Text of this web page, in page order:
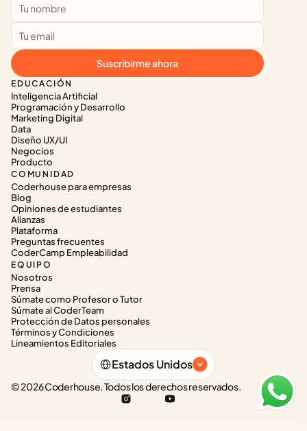
EDUCACIÓN
Inteligencia Artificial
Programación y Desarrollo
Marketing Digital
Data
Diseño UX/UI
Negocios
Producto
COMUNIDAD
Coderhouse para empresas
Blog
Opiniones de estudiantes
Alianzas
Plataforma
Preguntas frecuentes
CoderCamp Empleabilidad
EQUIPO
Nosotros
Prensa
Súmate como Profesor o Tutor
Súmate al CoderTeam
Protección de Datos personales
Términos y Condiciones
Lineamientos Editoriales
Suscribirme ahora
Select Language
Estados Unidos
© 2026 Coderhouse. Todos los derechos reservados.